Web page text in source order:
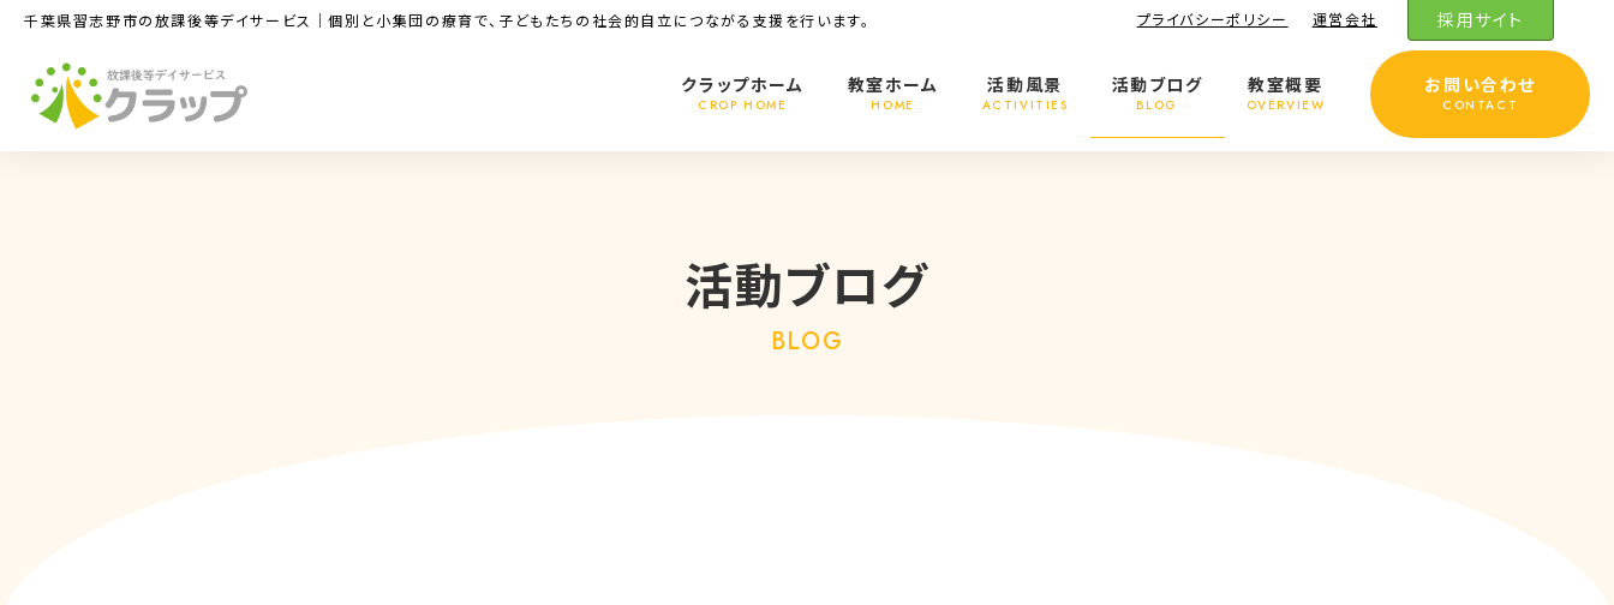
へ
ョ
千葉県習志野市の放課後等デイサービス｜個別と小集団の療育で、子どもたちの社会的自立につながる支援を行います。 プライバシーポリシー 運営会社 採用サイト
クラップホーム
CROP HOME
教室ホーム
HOME
活動風景
ACTIVITIES
活動ブログ
BLOG
教室概要
OVERVIEW
お問い合わせ
CONTACT
活動ブログ
BLOG